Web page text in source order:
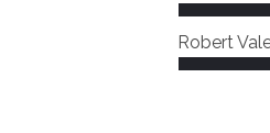
Robert